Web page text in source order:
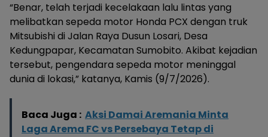
“Benar, telah terjadi kecelakaan lalu lintas yang
melibatkan sepeda motor Honda PCX dengan truk
Mitsubishi di Jalan Raya Dusun Losari, Desa
Kedungpapar, Kecamatan Sumobito. Akibat kejadian
tersebut, pengendara sepeda motor meninggal
dunia di lokasi,” katanya, Kamis (9/7/2026).
Baca Juga : Aksi Damai Aremania Minta
Laga Arema FC vs Persebaya Tetap di